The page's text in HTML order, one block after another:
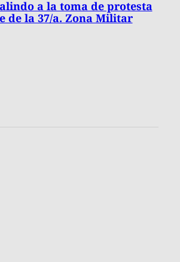
a la toma de protesta
de la 37/a. Zona Militar